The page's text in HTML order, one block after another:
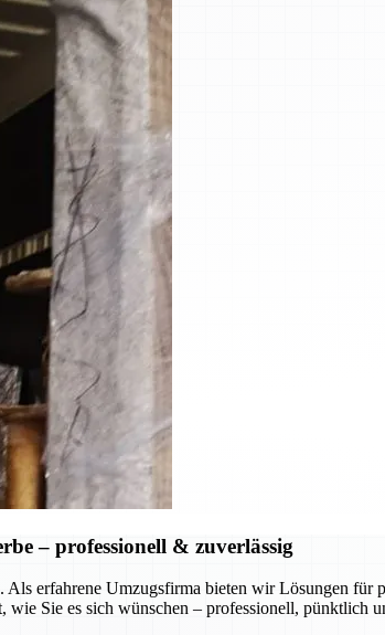
– professionell & zuverlässig
erfahrene Umzugsfirma bieten wir Lösungen für
Sie es sich wünschen – professionell, pünktlich